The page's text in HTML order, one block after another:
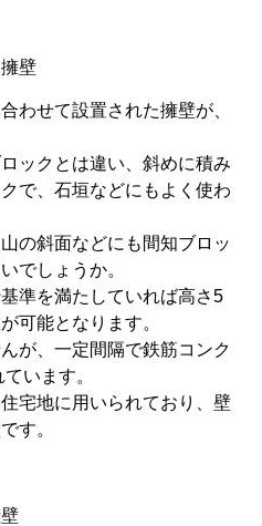
壁
わせて設置された擁壁が、
ックとは違い、斜めに積み
で、石垣などにもよく使わ
の斜面などにも間知ブロッ
でしょうか。
準を満たしていれば高さ5
可能となります。
が、一定間隔で鉄筋コンク
います。
宅地に用いられており、壁
す。